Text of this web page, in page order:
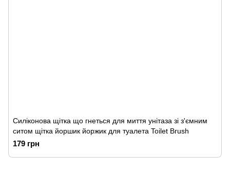
Силіконова щітка що гнеться для миття унітаза зі з'ємним
ситом щітка йоршик йоржик для туалета Toilet Brush
179 грн